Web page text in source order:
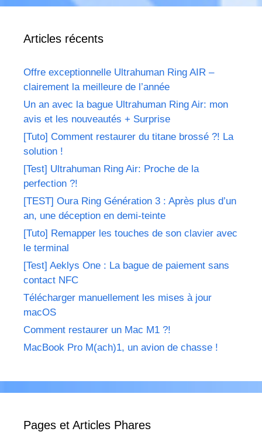
Articles récents
Offre exceptionnelle Ultrahuman Ring AIR –
clairement la meilleure de l’année
Un an avec la bague Ultrahuman Ring Air: mon
avis et les nouveautés + Surprise
[Tuto] Comment restaurer du titane brossé ?! La
solution !
[Test] Ultrahuman Ring Air: Proche de la
perfection ?!
[TEST] Oura Ring Génération 3 : Après plus d’un
an, une déception en demi-teinte
[Tuto] Remapper les touches de son clavier avec
le terminal
[Test] Aeklys One : La bague de paiement sans
contact NFC
Télécharger manuellement les mises à jour
macOS
Comment restaurer un Mac M1 ?!
MacBook Pro M(ach)1, un avion de chasse !
Pages et Articles Phares